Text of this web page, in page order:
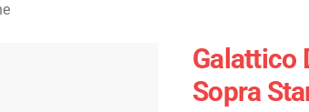
Galattico
Sopra